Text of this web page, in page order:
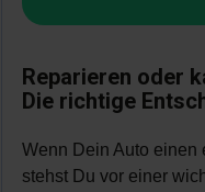
Reparieren oder
Die richtige
Wenn Dein Auto einen
stehst Du vor einer